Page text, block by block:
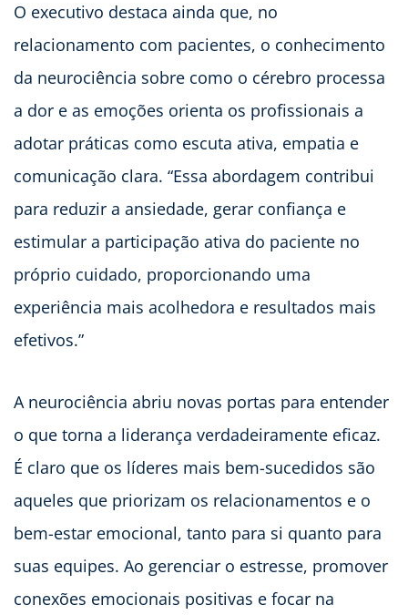
O executivo destaca ainda que, no
relacionamento com pacientes, o conhecimento
da neurociência sobre como o cérebro processa
a dor e as emoções orienta os profissionais a
adotar práticas como escuta ativa, empatia e
comunicação clara. “Essa abordagem contribui
para reduzir a ansiedade, gerar confiança e
estimular a participação ativa do paciente no
próprio cuidado, proporcionando uma
experiência mais acolhedora e resultados mais
efetivos.”
A neurociência abriu novas portas para entender
o que torna a liderança verdadeiramente eficaz.
É claro que os líderes mais bem-sucedidos são
aqueles que priorizam os relacionamentos e o
bem-estar emocional, tanto para si quanto para
suas equipes. Ao gerenciar o estresse, promover
conexões emocionais positivas e focar na